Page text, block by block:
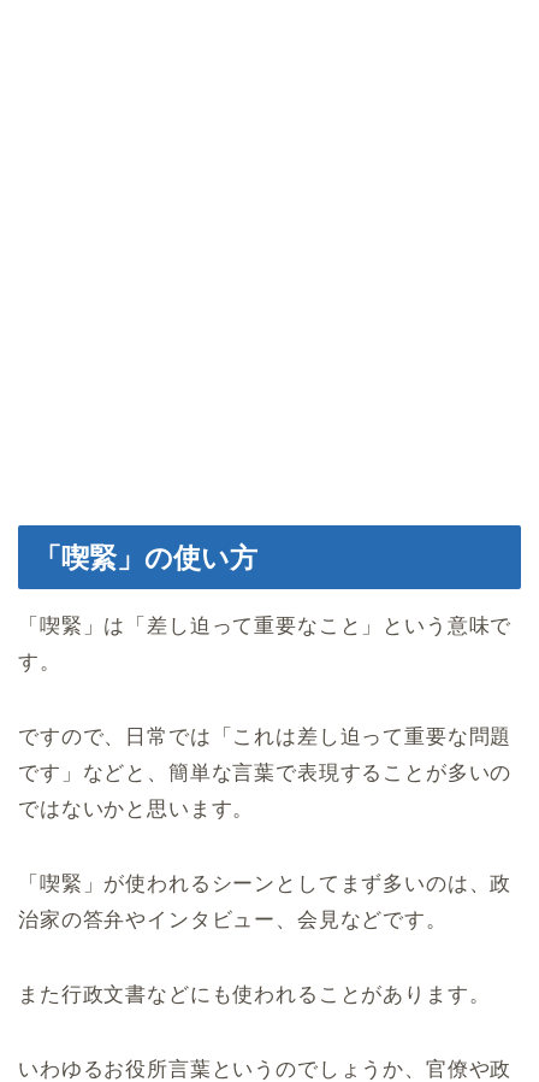
「喫緊」の使い方
「喫緊」は「差し迫って重要なこと」という意味で
す。
ですので、日常では「これは差し迫って重要な問題
です」などと、簡単な言葉で表現することが多いの
ではないかと思います。
「喫緊」が使われるシーンとしてまず多いのは、政
治家の答弁やインタビュー、会見などです。
また行政文書などにも使われることがあります。
いわゆるお役所言葉というのでしょうか、官僚や政